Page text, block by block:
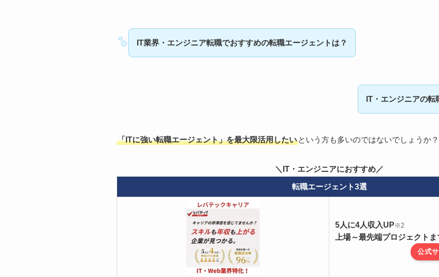
IT業界・エンジニア転職でおすすめの転職エージェントは？
IT・エンジニアの
「ITに強い転職エージェント」を最大限活用したい という方も多いのではないでしょうか？
＼IT・エンジニアにおすすめ／
転職エージェント3選
5人に4人収入UP ※2
上場～最先端プロジェクト
公式